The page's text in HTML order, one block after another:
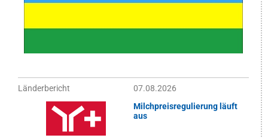
Länderbericht
07.08.2026
Milchpreisregulierung läuft
aus